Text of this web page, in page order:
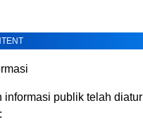
publik telah diatur